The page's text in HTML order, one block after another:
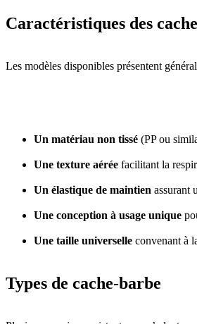
Caractéristiques des
Les modèles disponibles présentent
Un matériau non tissé (PP ou
Une texture aérée facilitant la
Un élastique de maintien assurant
Une conception à usage unique
Une taille universelle convenant à
Types de cache-barbe